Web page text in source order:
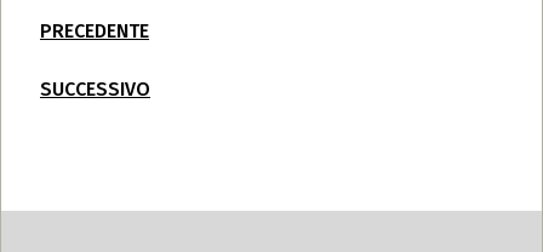
PRECEDENTE
SUCCESSIVO